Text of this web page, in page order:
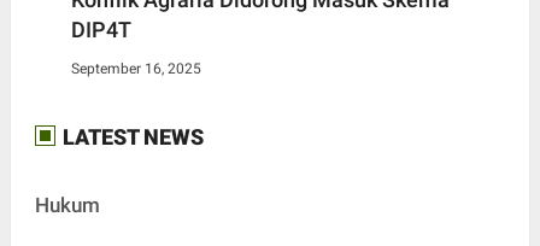
DIP4T
September 16, 2025
LATEST NEWS
Hukum